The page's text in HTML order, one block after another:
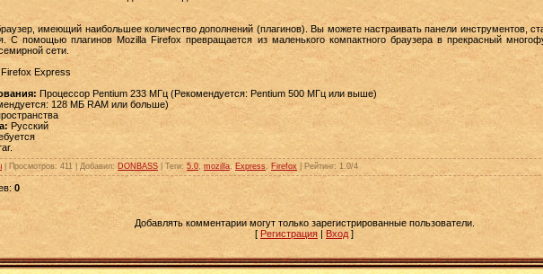
имеющий наибольшее количество дополнений (плагинов). Вы можете настраивать панели инструментов,
С помощью плагинов Mozilla Firefox превращается из маленького компактного браузера в прекрасный
сети.
Firefox Express
Процессор Pentium 233 МГц (Рекомендуется: Pentium 500 МГц или выше)
128 МБ RAM или больше)
Русский
Просмотров: 411 | Добавил: DONBASS Теги: 5.0 mozilla Express Firefox Рейтинг: 1.0/4
: 0
Добавлять комментарии могут только зарегистрированные пользователи.
[ Регистрация | Вход ]